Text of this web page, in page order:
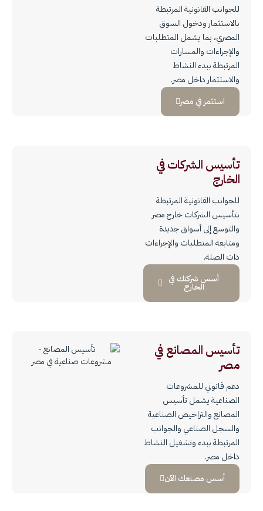
للجوانب القانونية المرتبطة
بالاستثمار ودخول السوق
المصري، بما يشمل المتطلبات
والإجراءات والمسارات
المرتبطة ببدء النشاط
والاستثمار داخل مصر.
استثمر في مصر
تأسيس الشركات في
الخارج
للجوانب القانونية المرتبطة
بتأسيس الشركات خارج مصر
والتوسع إلى أسواق جديدة
ومتابعة المتطلبات والإجراءات
ذات الصلة.
أسس شركتك في
الخارج
تأسيس المصانع في
مصر
دعم قانوني للمشروعات
الصناعية يشمل تأسيس
المصانع والتراخيص الصناعية
والسجل الصناعي والجوانب
المرتبطة ببدء وتشغيل النشاط
داخل مصر.
أسس مصنعك الآن